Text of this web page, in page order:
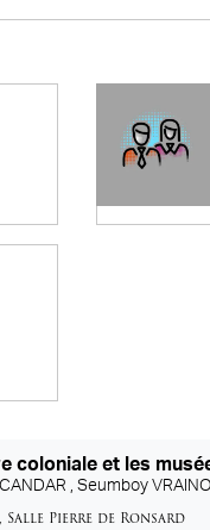
coloniale et les
,Seumboy
, Salle Pierre de Ronsard